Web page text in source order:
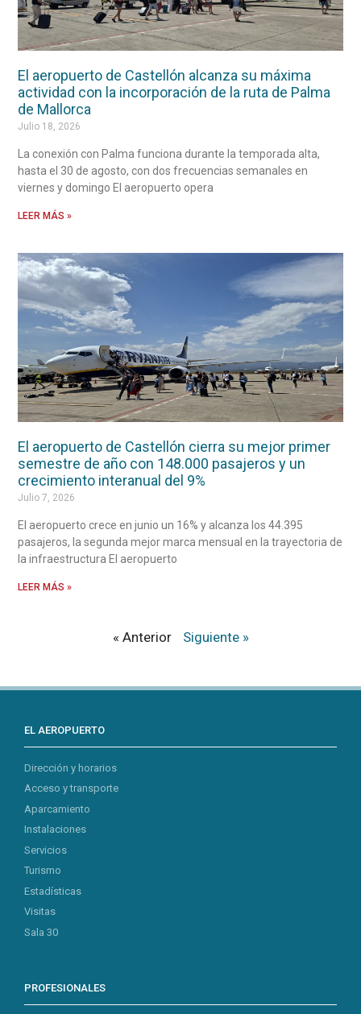
El aeropuerto de Castellón alcanza su máxima
actividad con la incorporación de la ruta de Palma
de Mallorca
Julio 18, 2026
La conexión con Palma funciona durante la temporada alta,
hasta el 30 de agosto, con dos frecuencias semanales en
viernes y domingo El aeropuerto opera
LEER MÁS »
El aeropuerto de Castellón cierra su mejor primer
semestre de año con 148.000 pasajeros y un
crecimiento interanual del 9%
Julio 7, 2026
El aeropuerto crece en junio un 16% y alcanza los 44.395
pasajeros, la segunda mejor marca mensual en la trayectoria de
la infraestructura El aeropuerto
LEER MÁS »
« Anterior Siguiente »
EL AEROPUERTO
Dirección y horarios
Acceso y transporte
Aparcamiento
Instalaciones
Servicios
Turismo
Estadísticas
Visitas
Sala 30
PROFESIONALES